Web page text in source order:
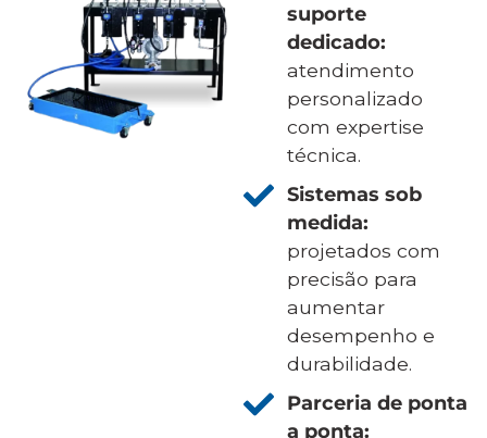
suporte
dedicado:
atendimento
personalizado
com expertise
técnica.
Sistemas sob
medida:
projetados com
precisão para
aumentar
desempenho e
durabilidade.
Parceria de ponta
a ponta: